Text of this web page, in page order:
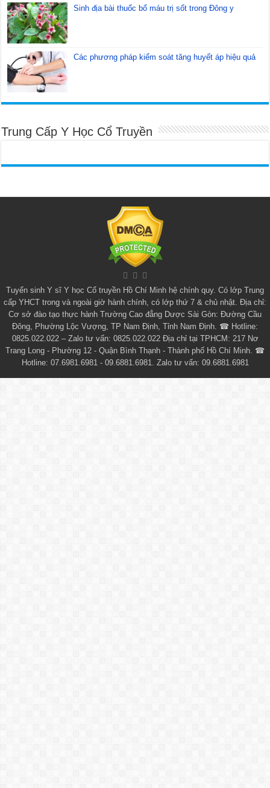
Sinh địa bài thuốc bổ máu trị sốt trong Đông y
Các phương pháp kiểm soát tăng huyết áp hiệu quả
Trung Cấp Y Học Cổ Truyền
Tuyển sinh Y sĩ Y học Cổ truyền Hồ Chí Minh hệ chính quy. Có lớp Trung
cấp YHCT trong và ngoài giờ hành chính, có lớp thứ 7 & chủ nhật. Địa chỉ:
Cơ sở đào tạo thực hành Trường Cao đẳng Dược Sài Gòn: Đường Cầu
Đông, Phường Lộc Vượng, TP Nam Định, Tỉnh Nam Định. ☎ Hotline:
0825.022.022 – Zalo tư vấn: 0825.022.022 Địa chỉ tại TPHCM: 217 Nơ
Trang Long - Phường 12 - Quận Bình Thạnh - Thành phố Hồ Chí Minh. ☎
Hotline: 07.6981.6981 - 09.6881.6981. Zalo tư vấn: 09.6881.6981